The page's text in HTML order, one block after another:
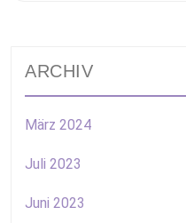
ARCHIV
März 2024
Juli 2023
Juni 2023